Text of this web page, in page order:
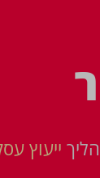
ייעוץ